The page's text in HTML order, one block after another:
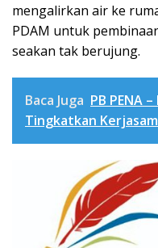
mengalirkan air ke
PDAM untuk
seakan tak berujung.
Baca Juga PB PENA
Tingkatkan